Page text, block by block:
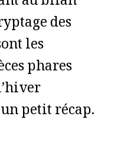
des
les
phares
petit récap.